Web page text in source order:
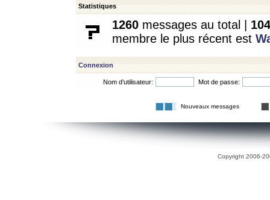
Statistiques
1260 messages au total | 104
membre le plus récent est
Connexion
Nom d’utilisateur: Mot de passe:
Nouveaux messages
Copyright 2006-